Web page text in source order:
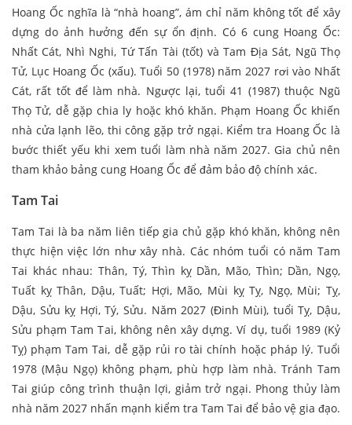
Hoang Ốc nghĩa là “nhà hoang”, ám chỉ năm không tốt để xây
dựng do ảnh hưởng đến sự ổn định. Có 6 cung Hoang Ốc:
Nhất Cát, Nhì Nghi, Tứ Tấn Tài (tốt) và Tam Địa Sát, Ngũ Thọ
Tử, Lục Hoang Ốc (xấu). Tuổi 50 (1978) năm 2027 rơi vào Nhất
Cát, rất tốt để làm nhà. Ngược lại, tuổi 41 (1987) thuộc Ngũ
Thọ Tử, dễ gặp chia ly hoặc khó khăn. Phạm Hoang Ốc khiến
nhà cửa lạnh lẽo, thi công gặp trở ngại. Kiểm tra Hoang Ốc là
bước thiết yếu khi xem tuổi làm nhà năm 2027. Gia chủ nên
tham khảo bảng cung Hoang Ốc để đảm bảo độ chính xác.
Tam Tai
Tam Tai là ba năm liên tiếp gia chủ gặp khó khăn, không nên
thực hiện việc lớn như xây nhà. Các nhóm tuổi có năm Tam
Tai khác nhau: Thân, Tý, Thìn kỵ Dần, Mão, Thìn; Dần, Ngọ,
Tuất kỵ Thân, Dậu, Tuất; Hợi, Mão, Mùi kỵ Tỵ, Ngọ, Mùi; Tỵ,
Dậu, Sửu kỵ Hợi, Tý, Sửu. Năm 2027 (Đinh Mùi), tuổi Tỵ, Dậu,
Sửu phạm Tam Tai, không nên xây dựng. Ví dụ, tuổi 1989 (Kỷ
Tỵ) phạm Tam Tai, dễ gặp rủi ro tài chính hoặc pháp lý. Tuổi
1978 (Mậu Ngọ) không phạm, phù hợp làm nhà. Tránh Tam
Tai giúp công trình thuận lợi, giảm trở ngại. Phong thủy làm
nhà năm 2027 nhấn mạnh kiểm tra Tam Tai để bảo vệ gia đạo.